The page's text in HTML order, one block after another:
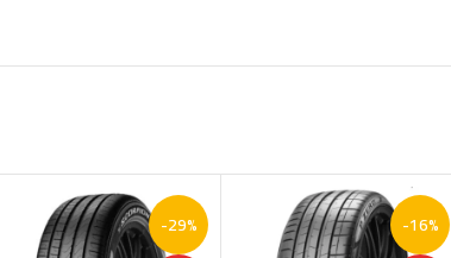
-16%
-29%